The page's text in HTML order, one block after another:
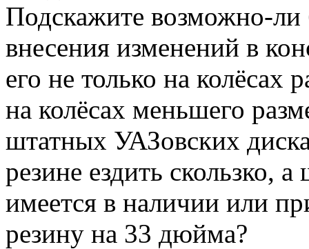
Подскажите возможно-ли
внесения изменений в
его не только на
на колёсах меньшего
штатных УАЗовских
резине ездить скользко,
имеется в наличии или
резину на 33 дюйма?